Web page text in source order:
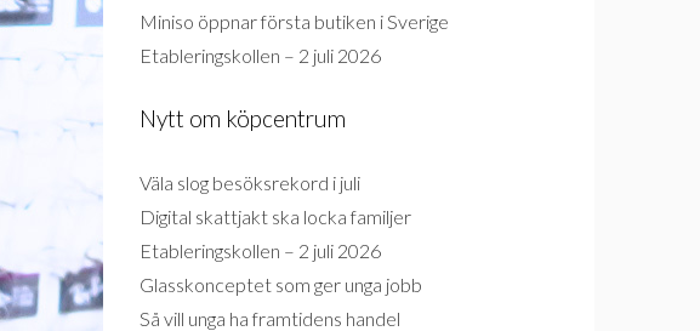
Miniso öppnar första butiken i Sverige
Etableringskollen – 2 juli 2026
Nytt om köpcentrum
Väla slog besöksrekord i juli
Digital skattjakt ska locka familjer
Etableringskollen – 2 juli 2026
Glasskonceptet som ger unga jobb
Så vill unga ha framtidens handel